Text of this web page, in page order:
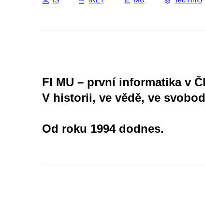
FI MU – první informatika v
V historii, ve vědě, ve
Od roku 1994 dodnes.